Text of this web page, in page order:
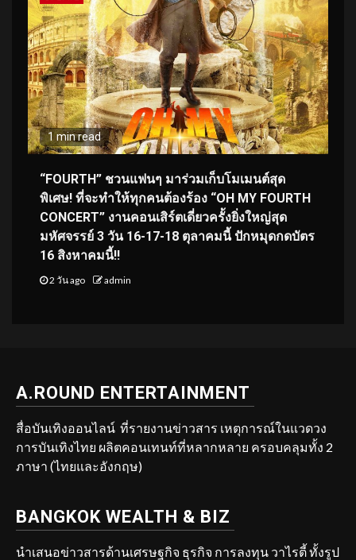
1 min read
“FOURTH” ชวนแฟนๆ มาร่วมเก็บโมเมนต์สุด
พิเศษ! ที่จะทำให้ทุกคนต้องร้อง “OH MY FOURTH
CONCERT” งานคอนเสิร์ตเดี่ยวครั้งยิ่งใหญ่สุด
มหัศจรรย์ 3 วัน 16-17-18 ตุลาคมนี้ ปักหมุดกดบัตร
16 สิงหาคมนี้!!
2 วัน ago admin
A.ROUND ENTERTAINMENT
สื่อบันเทิงออนไลน์ ที่รายงานข่าวสาร เหตุการณ์ในแวดวง
การบันเทิงไทย ผลิตคอนเทนท์ที่หลากหลาย ครอบคลุมทั้ง 2
ภาษา (ไทยและอังกฤษ)
BANGKOK WEALTH & BIZ
นำเสนอข่าวสารด้านเศรษฐกิจ ธุรกิจ การลงทุน วาไรตี้ ทั้งรูป